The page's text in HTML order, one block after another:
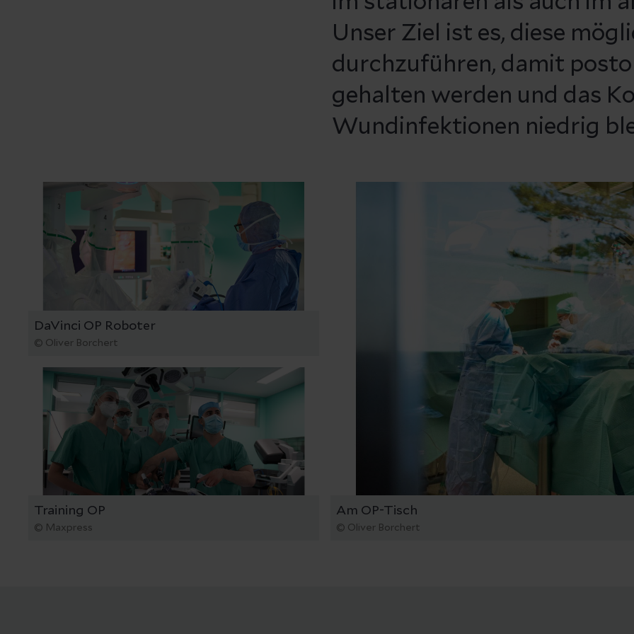
Unser Ziel ist es, diese
durchzuführen, damit
gehalten werden und das
Wundinfektionen niedrig
DaVinci OP Roboter
© Oliver Borchert
Am OP-Tisch
© Oliver Borchert
Training OP
© Maxpress